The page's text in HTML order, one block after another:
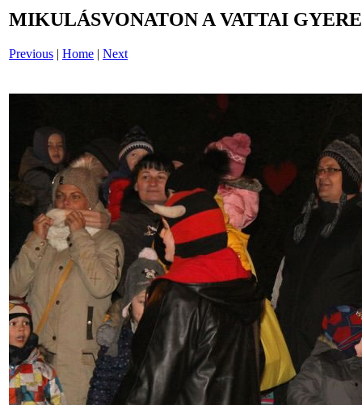
MIKULÁSVONATON A VATTAI
Previous | Home | Next